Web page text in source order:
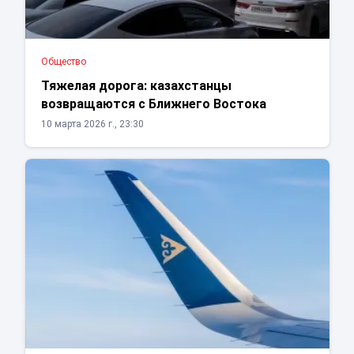
Общество
Тяжелая дорога: казахстанцы
возвращаются с Ближнего Востока
10 марта 2026 г., 23:30